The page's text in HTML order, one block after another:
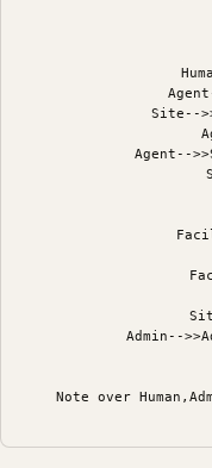
Site--
Agent--
Admin--
Note over